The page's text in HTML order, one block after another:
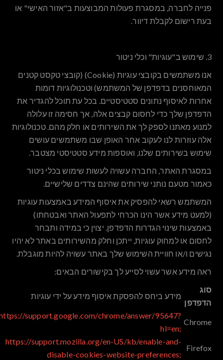
פנייה לחברה, במסגרת פעולות המבוצעות ב"אזור האישי" או
בעת רישום לקבלת דיוור.
3. שימוש ב"עוגיות" וכלי ניטור
אנו משתמשים בקובצי עוגיות (Cookie) (קובצי טקסט קטנים
המאוחסנים בדפדפן של המשתמש) וטכנולוגיות דומות
אחרות לאיסוף נתונים סטטיסטיים. בכל עת תוכל להגדיר את
הדפדפן שלך כדי לחסום קבצים אלה, אך חסימה זו עלולה
למנוע מאתנו לספק לך את השירותים או חלק מהם. טכנולוגיות
אלה עוזרות לנו לעקוב אחר האופן שבו משתמשים עושים
שימוש בשירותים שלנו, ואוספות מידע סטטיסטי מצטבר.
במסגרת האתר, החברה עשויה לעשות שימוש בכלי ניטור
כאמור מטעם נותני שירותים שהינם צדדים שלישיים.
המשתמש רשאי להפסיק את איסוף המידע באמצעות עוגיות
(למעט מידע אשר הינו הכרחי לתפעול האתר ואבטחתו)
באמצעות שינוי הגדרות הדפדפן. יצוין כי במידה ותבחר
לחסום או למחוק עוגיות, ייתכן וחלק מהשירותים באתר לא יהיו
נגישים ו/או חוויית השימוש שלך באתר עשויה להיות מוגבלת.
ראה מידע אשר עשוי לסייע לך בקישורים הבאים:
סוג
הדפדפן
מידע ביחס להפסקת איסוף מידע על ידי עוגיות
Chrome
support.google.com/chrome/answer/95647?
hl=en;
Firefox
https://support.mozilla.org/en-US/kb/enable-and-
disable-cookies-website-preferences;